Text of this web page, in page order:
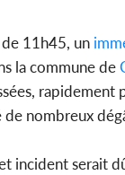
11h45, un
la commune de
nombreux
incident serait